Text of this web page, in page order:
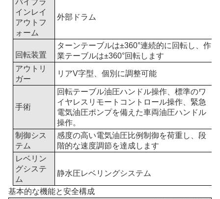
パイプラ
インレイ
アウトフ
ォーム
外部ドラム
回転装置
ターンテーブルは±360°連続的に回転し、作
業テーブルは±360°回転します
アウトリ
ガー
リアV字型、個別に調整可能
手術
回転テーブル油圧ハンドル操作、標準のワ
イヤレスリモートコントロール操作、緊急
電気油圧ポンプを備えた車両油圧ハンドル
操作。
制御シス
テム
感度の高い電気油圧比例制御を荷重し、段
階的な速度調節を達成します
レベリン
グシステ
ム
静水圧レベリングシステム
基本的な機能と安全構成